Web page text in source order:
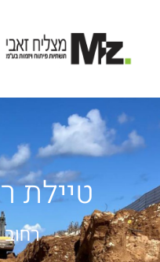
‏טיילת